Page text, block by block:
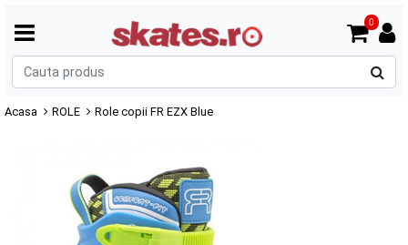
0
Acasa ROLE Role copii FR EZX Blue